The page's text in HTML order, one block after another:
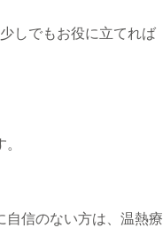
しでもお役に立てれば
自信のない方は、温熱療